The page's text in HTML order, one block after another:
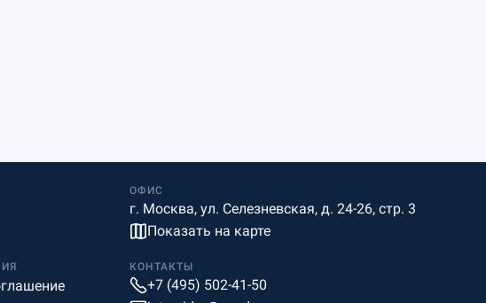
ОФИС
г. Москва, ул. Селезневская, д. 24-26, стр. 3
Показать на карте
КОНТАКТЫ
+7 (495) 502-41-50